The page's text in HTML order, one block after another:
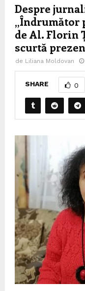
Despre
de Al. Florin
scurtă
de Liliana Moldovan
SHARE 0